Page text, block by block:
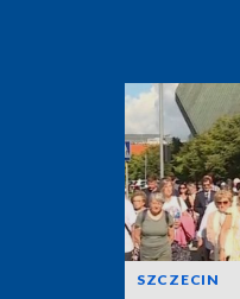
SZCZECIN